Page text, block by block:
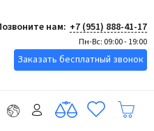
нам: +7 (951) 888-41-17
Пн-Вс: 09:00 - 19:00
Заказать бесплатный звонок